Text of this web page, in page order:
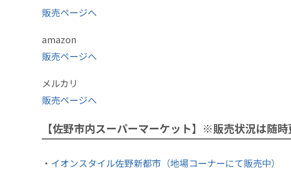
販売ページへ
amazon
販売ページへ
メルカリ
販売ページへ
【佐野市内スーパーマーケット】※販売状況は随
・ イオンスタイル佐野新都市（地場コーナーにて販売中）